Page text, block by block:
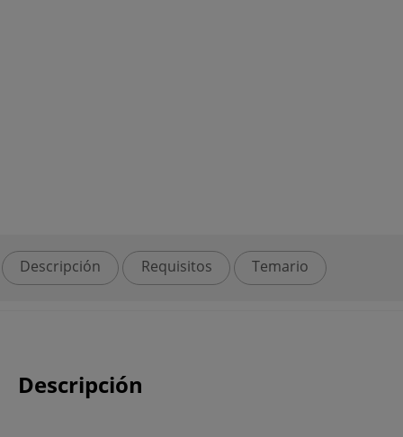
Descripción Requisitos Temario
Descripción